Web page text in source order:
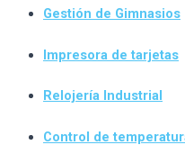
Gestión de Gimnasios
Impresora de tarjetas
Relojería Industrial
Control de